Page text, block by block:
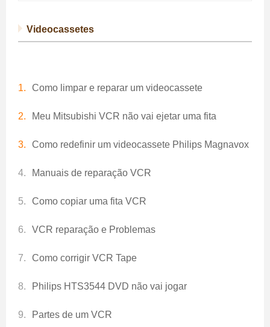
Videocassetes
Como limpar e reparar um videocassete
Meu Mitsubishi VCR não vai ejetar uma fita
Como redefinir um videocassete Philips Magnavox
Manuais de reparação VCR
Como copiar uma fita VCR
VCR reparação e Problemas
Como corrigir VCR Tape
Philips HTS3544 DVD não vai jogar
Partes de um VCR